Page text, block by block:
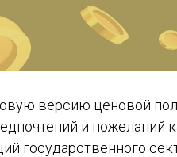
версию ценовой
и пожеланий
государственного